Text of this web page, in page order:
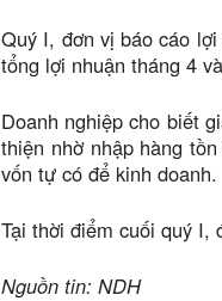
Quý I, đơn vị báo cáo
tổng lợi nhuận tháng 4
Doanh nghiệp cho biết
thiện nhờ nhập hàng
vốn tự có để kinh doanh.
Tại thời điểm cuối quý I,
Nguồn tin: NDH